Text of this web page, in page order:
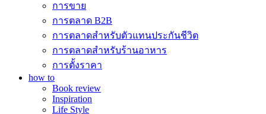
การขาย
การตลาด B2B
การตลาดสำหรับตัวแทนประกันชีวิต
การตลาดสำหรับร้านอาหาร
การตั้งราคา
how to
Book review
Inspiration
Life Style